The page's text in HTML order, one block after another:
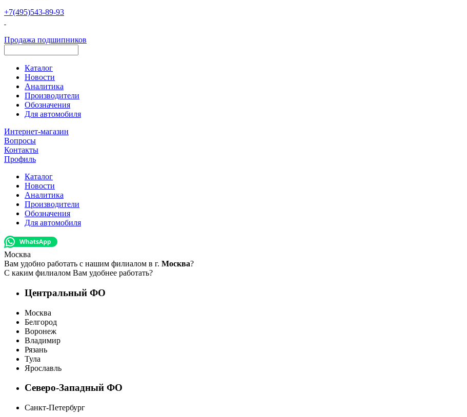
+7(495)543-89-93
Продажа подшипников
Каталог
Новости
Аналитика
Производители
Обозначения
Для автомобиля
Интернет-магазин
Вопросы
Контакты
Профиль
Каталог
Новости
Аналитика
Производители
Обозначения
Для автомобиля
Москва
Вам удобно работать с нашим филиалом в г. Москва?
С каким филиалом Вам удобнее работать?
Центральный ФО
Москва
Белгород
Воронеж
Владимир
Рязань
Тула
Ярославль
Северо-Западный ФО
Санкт-Петербург